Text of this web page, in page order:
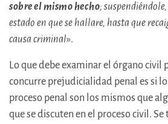
sobre el mismo hecho;
estado en que se hallare, hasta que
causa criminal».
Lo que debe examinar el órgano civil
concurre prejudicialidad penal es si
proceso penal son los mismos que
que se discuten en el proceso civil.